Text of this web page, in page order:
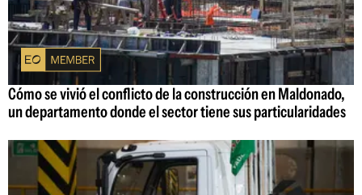
Cómo se vivió el conflicto de la construcción en Maldonado,
un departamento donde el sector tiene sus particularidades